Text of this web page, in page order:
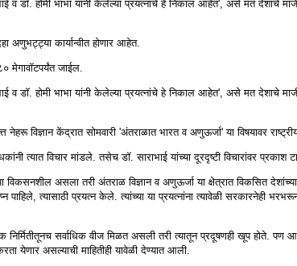
व डॉ. होमी भाभा यांनी केलेल्या प्रयत्नांचे हे निकाल आहेत', असे मत देशाचे
अणुभट्ट्या कार्यान्वीत होणार आहेत.
मेगावॉटपर्यंत जाईल.
व डॉ. होमी भाभा यांनी केलेल्या प्रयत्नांचे हे निकाल आहेत', असे मत देशाचे
नेहरू विज्ञान केंद्रात सोमवारी 'अंतराळात भारत व अणुऊर्जा' या विषयावर
त्यात विचार मांडले. तसेच डॉ. साराभाई यांच्या दूरदृष्टी विचारांवर प्रकाश
असला तरी अंतराळ विज्ञान व अणुऊर्जा या क्षेत्रात विकसित
पाहिले, त्यासाठी प्रयत्न केले. त्यांच्या या प्रयत्नांना त्यावेळी सरकारनेही
सर्वाधिक वीज मिळत असली तरी त्यातून प्रदूषणही खूप होते. पण
येणार असल्याची माहितीही यावेळी देण्यात आली.